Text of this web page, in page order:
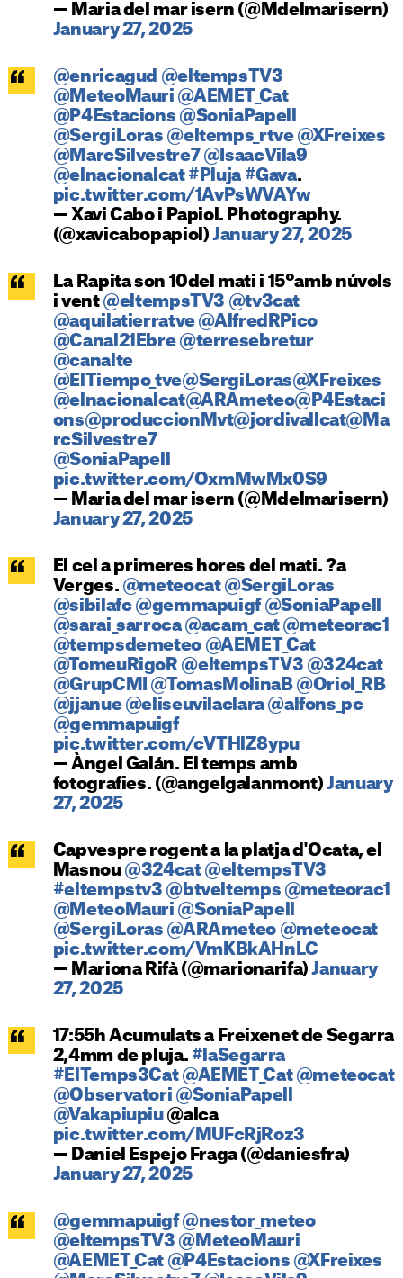
— Maria del mar isern (@Mdelmarisern)
January 27, 2025
@enricagud @eltempsTV3
@MeteoMauri @AEMET_Cat
@P4Estacions @SoniaPapell
@SergiLoras @eltemps_rtve @XFreixes
@MarcSilvestre7 @IsaacVila9
@elnacionalcat #Pluja #Gava.
pic.twitter.com/1AvPsWVAYw
— Xavi Cabo i Papiol. Photography.
(@xavicabopapiol)January 27, 2025
La Rapita son 10del mati i 15ºamb núvols
i vent @eltempsTV3 @tv3cat
@aquilatierratve @AlfredRPico
@Canal21Ebre @terresebretur
@canalte
@ElTiempo_tve@SergiLoras@XFreixes
@elnacionalcat@ARAmeteo@P4Estaci
ons@produccionMvt@jordivallcat@Ma
rcSilvestre7
@SoniaPapell
pic.twitter.com/OxmMwMx0S9
— Maria del mar isern (@Mdelmarisern)
January 27, 2025
El cel a primeres hores del mati. ?a
Verges. @meteocat @SergiLoras
@sibilafc @gemmapuigf @SoniaPapell
@sarai_sarroca @acam_cat @meteorac1
@tempsdemeteo @AEMET_Cat
@TomeuRigoR @eltempsTV3 @324cat
@GrupCMI
@TomasMolinaB @Oriol_RB
@jjanue @eliseuvilaclara @alfons_pc
@gemmapuigf
pic.twitter.com/cVTHlZ8ypu
— Àngel Galán. El temps amb
fotografies. (@angelgalanmont)January
27, 2025
Capvespre rogent a la platja d'Ocata, el
Masnou @324cat @eltempsTV3
#eltempstv3 @btveltemps @meteorac1
@MeteoMauri @SoniaPapell
@SergiLoras @ARAmeteo @meteocat
pic.twitter.com/VmKBkAHnLC
— Mariona Rifà (@marionarifa)January
27, 2025
17:55h Acumulats a Freixenet de Segarra
2,4mm de pluja. #laSegarra
#ElTemps3Cat @AEMET_Cat @meteocat
@Observatori @SoniaPapell
@Vakapiupiu@alca
pic.twitter.com/MUFcRjRoz3
— Daniel Espejo Fraga (@daniesfra)
January 27, 2025
@gemmapuigf @nestor_meteo
@eltempsTV3 @MeteoMauri
@AEMET_Cat @P4Estacions @XFreixes